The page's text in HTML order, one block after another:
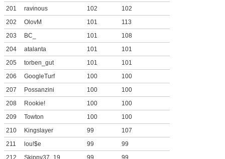
201
ravinous 102
102
202
OlovM 101
113
203
BC_ 101
108
204
atalanta 101
101
205
torben_gut 101
101
206
GoogleTurf 100
100
207
Possanzini 100
100
208
Rookie! 100
100
209
Towton 100
100
210
Kingslayer 99
107
211
lou!$e 99
99
212
Skippy37_19 99 99